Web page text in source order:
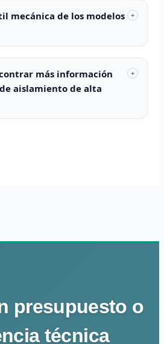
mecánica de los modelos
+
más información
aislamiento de alta
+
presupuesto o
técnica